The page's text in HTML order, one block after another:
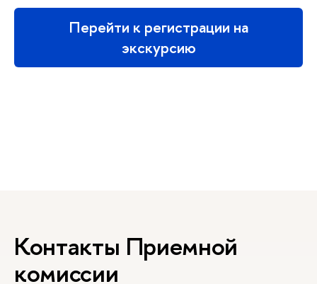
Перейти к регистрации на
экскурсию
Контакты Приемной
комиссии